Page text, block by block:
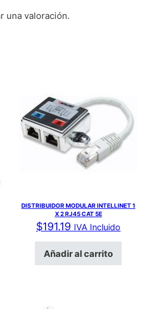
una valoración.
DISTRIBUIDOR MODULAR INTELLINET 1
X 2 RJ45 CAT 5E
$191.19 IVA Incluido
Añadir al carrito